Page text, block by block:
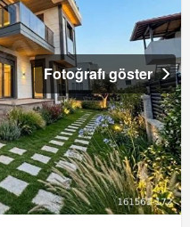
Fotoğrafı göster